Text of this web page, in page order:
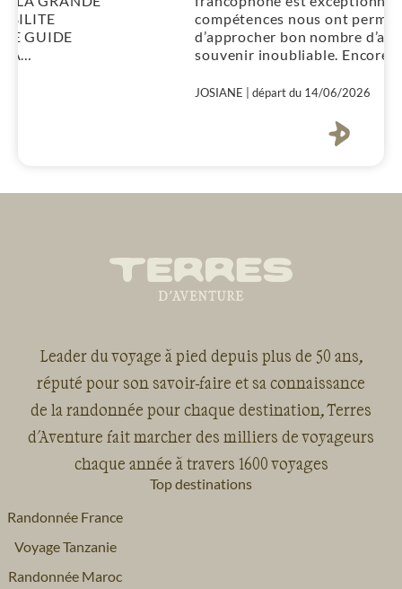
compétences nous ont permis
d’approcher bon nombre d’animaux. Un
souvenir inoubliable. Encore merci à lui. »
JOSIANE | départ du 14/06/2026
Leader du voyage à pied depuis plus de 50 ans,
réputé pour son savoir-faire et sa connaissance
de la randonnée pour chaque destination, Terres
d'Aventure fait marcher des milliers de voyageurs
chaque année à travers 1600 voyages
Top destinations
Randonnée France
Voyage Tanzanie
Randonnée Maroc